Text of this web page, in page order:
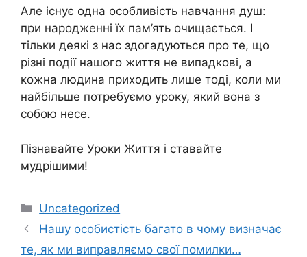
Але існує одна особливість навчання душ:
при народженні їх пам’ять очищається. І
тільки деякі з нас здогадуються про те, що
різні події нашого життя не випадкові, а
кожна людина приходить лише тоді, коли ми
найбільше потребуємо уроку, який вона з
собою несе.
Пізнавайте Уроки Життя і ставайте
мудрішими!
Категорії
Uncategorized
Нашу особистість багато в чому визначає
те, як ми виправляємо свої помилки…